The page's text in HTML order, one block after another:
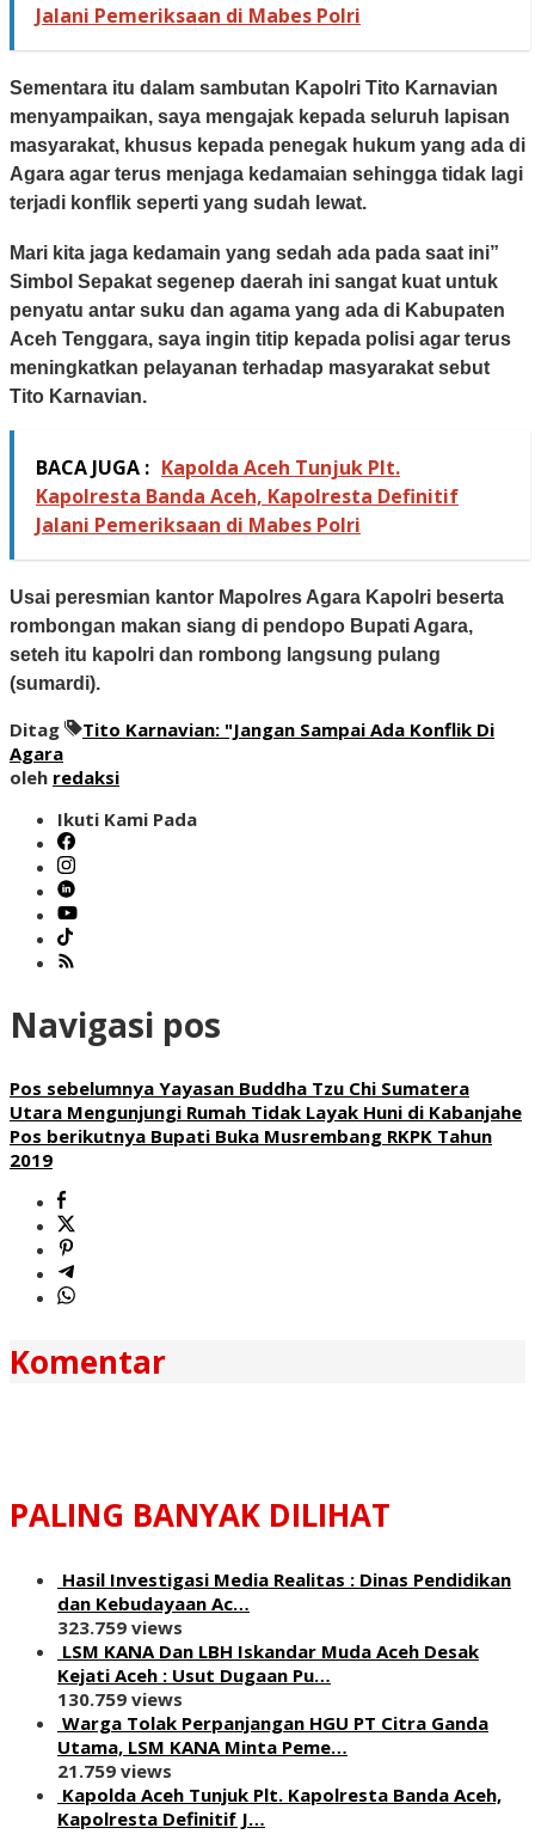
Jalani Pemeriksaan di Mabes Polri
Sementara itu dalam sambutan Kapolri Tito Karnavian
menyampaikan, saya mengajak kepada seluruh lapisan
masyarakat, khusus kepada penegak hukum yang ada di
Agara agar terus menjaga kedamaian sehingga tidak lagi
terjadi konflik seperti yang sudah lewat.
Mari kita jaga kedamain yang sedah ada pada saat ini”
Simbol Sepakat segenep daerah ini sangat kuat untuk
penyatu antar suku dan agama yang ada di Kabupaten
Aceh Tenggara, saya ingin titip kepada polisi agar terus
meningkatkan pelayanan terhadap masyarakat sebut
Tito Karnavian.
BACA JUGA : Kapolda Aceh Tunjuk Plt.
Kapolresta Banda Aceh, Kapolresta Definitif
Jalani Pemeriksaan di Mabes Polri
Usai peresmian kantor Mapolres Agara Kapolri beserta
rombongan makan siang di pendopo Bupati Agara,
seteh itu kapolri dan rombong langsung pulang
(sumardi).
Ditag
Tito Karnavian: "Jangan Sampai Ada Konflik Di
Agara
oleh redaksi
Ikuti Kami Pada
Navigasi pos
Pos sebelumnya Yayasan Buddha Tzu Chi Sumatera
Utara Mengunjungi Rumah Tidak Layak Huni di Kabanjahe
Pos berikutnya Bupati Buka Musrembang RKPK Tahun
2019
Komentar
PALING BANYAK DILIHAT
Hasil Investigasi Media Realitas : ‎Dinas Pendidikan
dan Kebudayaan Ac…
323.759 views
LSM KANA Dan LBH Iskandar Muda Aceh Desak
Kejati Aceh : Usut Dugaan Pu…
130.759 views
Warga Tolak Perpanjangan HGU PT Citra Ganda
Utama, LSM KANA Minta Peme…
21.759 views
Kapolda Aceh Tunjuk Plt. Kapolresta Banda Aceh,
Kapolresta Definitif J…